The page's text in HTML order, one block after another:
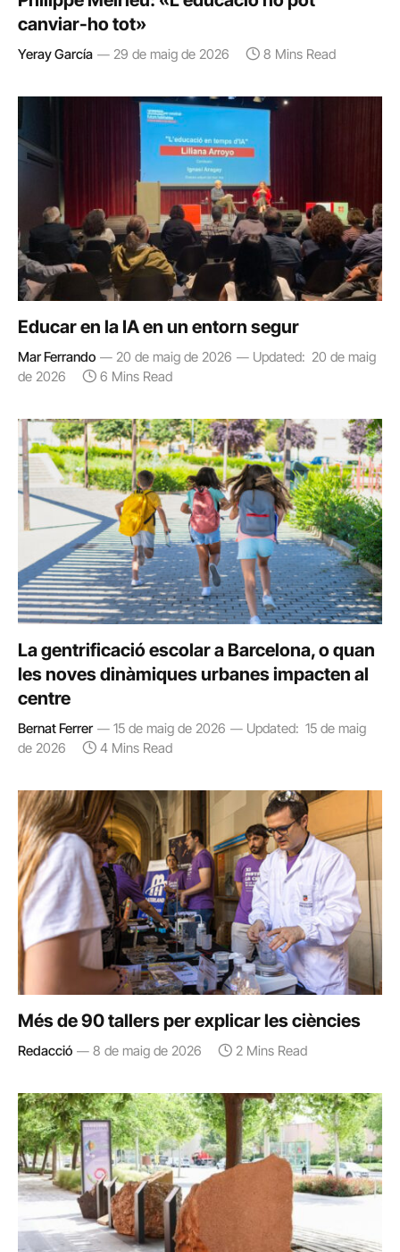
canviar-ho tot»
Yeray García 29 de maig de 2026 8 Mins Read
Educar en la IA en un entorn segur
Mar Ferrando 20 de maig de 2026 Updated: 20 de maig
de 2026
6 Mins Read
La gentrificació escolar a Barcelona, o quan
les noves dinàmiques urbanes impacten al
centre
Bernat Ferrer 15 de maig de 2026 Updated: 15 de maig
de 2026
4 Mins Read
Més de 90 tallers per explicar les ciències
Redacció 8 de maig de 2026 2 Mins Read